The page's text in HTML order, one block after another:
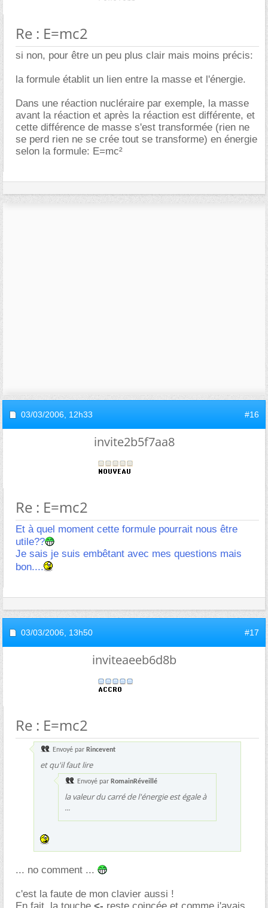
Re : E=mc2
si non, pour être un peu plus clair mais moins précis:
la formule établit un lien entre la masse et l'énergie.
Dans une réaction nucléraire par exemple, la masse
avant la réaction et après la réaction est différente, et
cette différence de masse s'est transformée (rien ne
se perd rien ne se crée tout se transforme) en énergie
selon la formule: E=mc²
03/03/2006, 12h33 #16
invite2b5f7aa8
Re : E=mc2
Et à quel moment cette formule pourrait nous être
utile??
Je sais je suis embêtant avec mes questions mais
bon....
03/03/2006, 13h50 #17
inviteaeeb6d8b
Re : E=mc2
Envoyé par Rincevent
et qu'il faut lire
Envoyé par RomainRéveillé
la valeur du carré de l'énergie est égale à
...
... no comment ...
c'est la faute de mon clavier aussi !